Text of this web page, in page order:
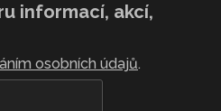
informací, akcí,
osobních údajů.